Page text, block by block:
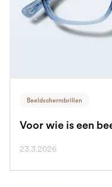
Beeldschermbrillen
Voor wie is een
23.3.2026